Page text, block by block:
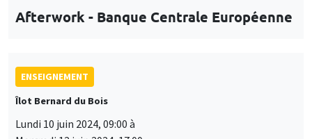
Afterwork - Banque Centrale Européenne
ENSEIGNEMENT
Îlot Bernard du Bois
Lundi 10 juin 2024, 09:00 à